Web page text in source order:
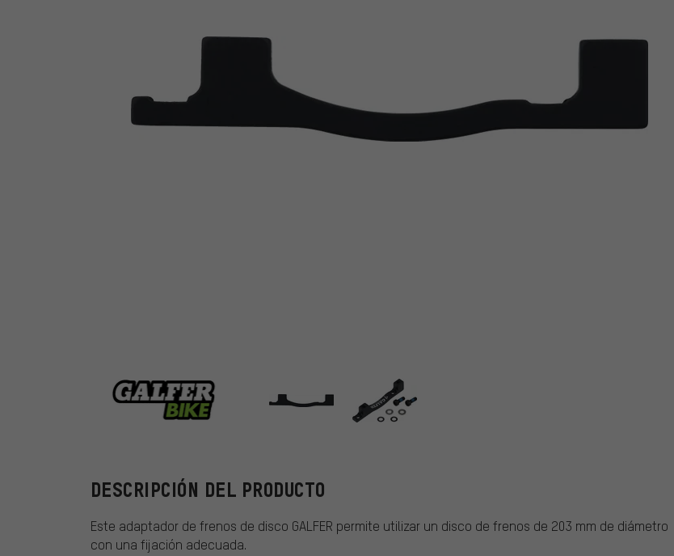
GALFER
DESCRIPCIÓN DEL PRODUCTO
Este adaptador de frenos de disco GALFER permite utilizar un disco de frenos de 203 mm de diámetro
con una fijación adecuada.